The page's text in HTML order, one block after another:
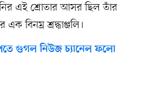
এই শ্রোতার আসর ছিল তাঁর
এক বিনম্র শ্রদ্ধাঞ্জলি।
গুগল নিউজ চ্যানেল ফলো